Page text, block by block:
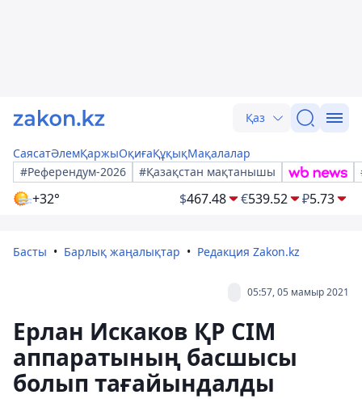
Қаз
СаясатӘлемҚаржыОқиғаҚұқықМақалалар
#Референдум-2026
#Қазақстан мақтанышы
+32° $467.48 €539.52 ₽5.73
Басты Барлық жаңалықтар Редакция Zakon.kz
05:57, 05 мамыр 2021
Ерлан Искаков ҚР СІМ
аппаратының басшысы
болып тағайындалды